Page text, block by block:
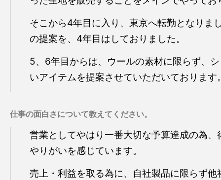
そこから4年目に入り、東京へ転勤となりま
の提案を、4年目はしておりました。
5、6年目からは、ウールの素材に限らず、
いアイテムを提案させていただいております
仕事の面白さについて教えてください。
営業としてやはり一番大切な予算達成の為
やりがいを感じています。
売上・利益を取る為に、自社製品に限らず